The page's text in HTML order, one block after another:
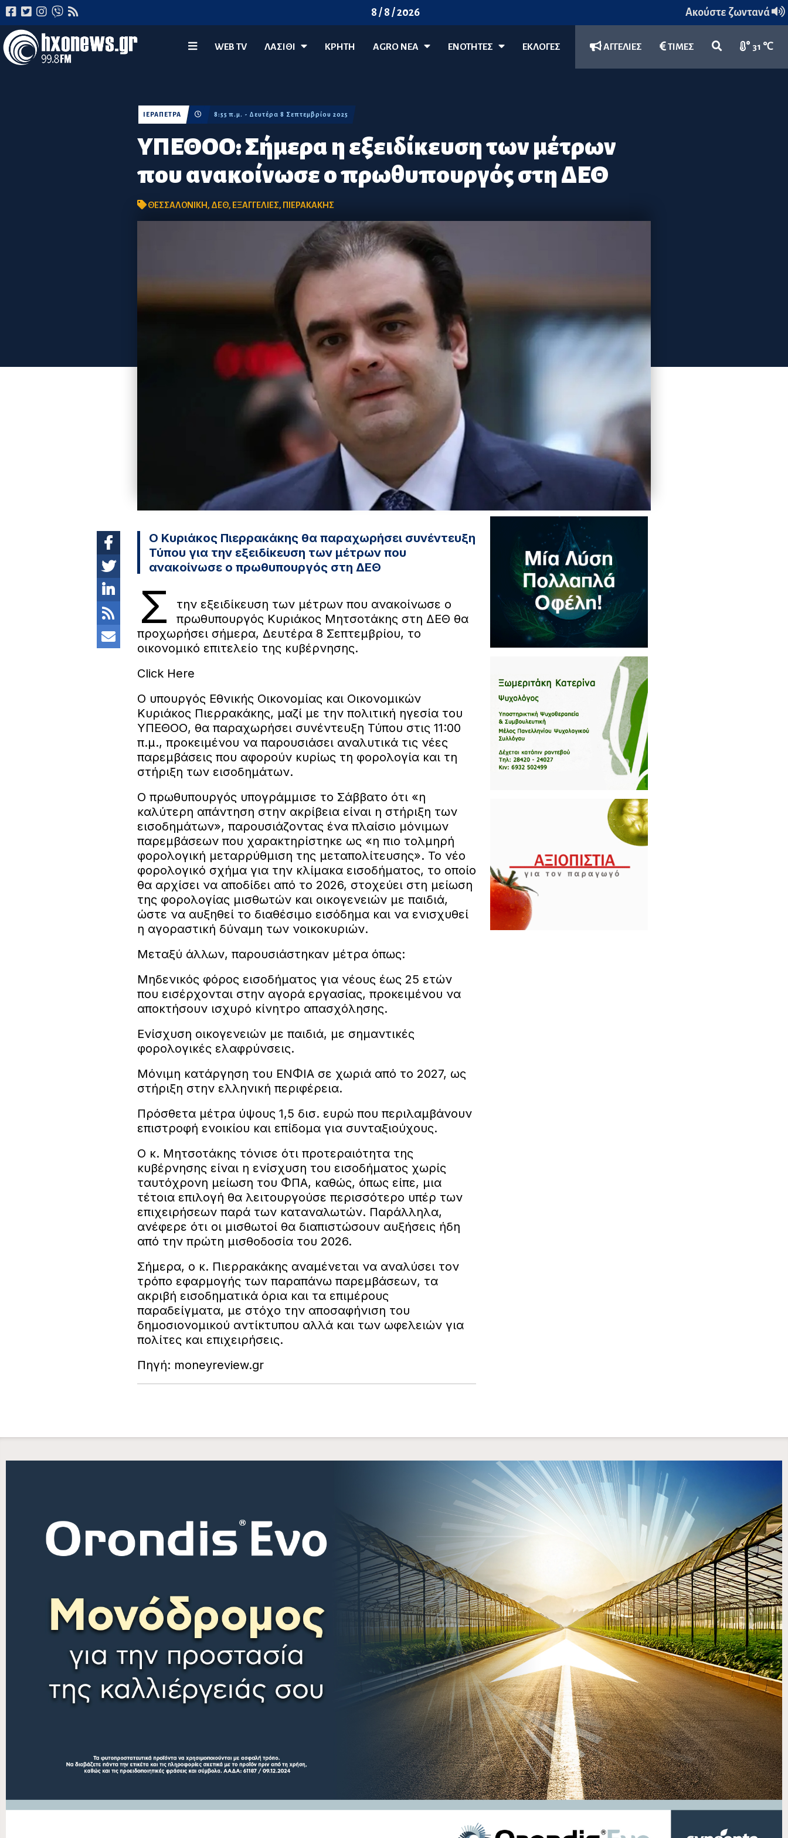
8 / 8 / 2026 Ακούστε ζωντανά
WEB TV ΛΑΣΊΘΙ ΚΡΗΤΗ AGRO ΝΈΑ ΕΝΟΤΗΤΕΣ ΕΚΛΟΓΕΣ ΑΓΓΕΛΙΕΣ ΤΙΜΕΣ 31 ℃
ΥΠΕΘΟΟ: Σήμερα η εξειδίκευση των μέτρων
που ανακοίνωσε ο πρωθυπουργός στη ΔΕΘ
ΙΕΡΑΠΕΤΡΑ 8:55 π.μ. - Δευτέρα 8 Σεπτεμβρίου 2025
ΘΕΣΣΑΛΟΝΙΚΗ, ΔΕΘ, ΕΞΑΓΓΕΛΙΕΣ, ΠΙΕΡΑΚΑΚΗΣ
Ο Κυριάκος Πιερρακάκης θα παραχωρήσει συνέντευξη
Τύπου για την εξειδίκευση των μέτρων που
ανακοίνωσε ο πρωθυπουργός στη ΔΕΘ
Σ
την εξειδίκευση των μέτρων που ανακοίνωσε ο
πρωθυπουργός Κυριάκος Μητσοτάκης στη ΔΕΘ θα
προχωρήσει σήμερα, Δευτέρα 8 Σεπτεμβρίου, το
οικονομικό επιτελείο της κυβέρνησης.
Click Here
Ο υπουργός Εθνικής Οικονομίας και Οικονομικών
Κυριάκος Πιερρακάκης, μαζί με την πολιτική ηγεσία του
ΥΠΕΘΟΟ, θα παραχωρήσει συνέντευξη Τύπου στις 11:00
π.μ., προκειμένου να παρουσιάσει αναλυτικά τις νέες
παρεμβάσεις που αφορούν κυρίως τη φορολογία και τη
στήριξη των εισοδημάτων.
Ο πρωθυπουργός υπογράμμισε το Σάββατο ότι «η
καλύτερη απάντηση στην ακρίβεια είναι η στήριξη των
εισοδημάτων», παρουσιάζοντας ένα πλαίσιο μόνιμων
παρεμβάσεων που χαρακτηρίστηκε ως «η πιο τολμηρή
φορολογική μεταρρύθμιση της μεταπολίτευσης». Το νέο
φορολογικό σχήμα για την κλίμακα εισοδήματος, το οποίο
θα αρχίσει να αποδίδει από το 2026, στοχεύει στη μείωση
της φορολογίας μισθωτών και οικογενειών με παιδιά,
ώστε να αυξηθεί το διαθέσιμο εισόδημα και να ενισχυθεί
η αγοραστική δύναμη των νοικοκυριών.
Μεταξύ άλλων, παρουσιάστηκαν μέτρα όπως:
Μηδενικός φόρος εισοδήματος για νέους έως 25 ετών
που εισέρχονται στην αγορά εργασίας, προκειμένου να
αποκτήσουν ισχυρό κίνητρο απασχόλησης.
Ενίσχυση οικογενειών με παιδιά, με σημαντικές
φορολογικές ελαφρύνσεις.
Μόνιμη κατάργηση του ΕΝΦΙΑ σε χωριά από το 2027, ως
στήριξη στην ελληνική περιφέρεια.
Πρόσθετα μέτρα ύψους 1,5 δισ. ευρώ που περιλαμβάνουν
επιστροφή ενοικίου και επίδομα για συνταξιούχους.
Ο κ. Μητσοτάκης τόνισε ότι προτεραιότητα της
κυβέρνησης είναι η ενίσχυση του εισοδήματος χωρίς
ταυτόχρονη μείωση του ΦΠΑ, καθώς, όπως είπε, μια
τέτοια επιλογή θα λειτουργούσε περισσότερο υπέρ των
επιχειρήσεων παρά των καταναλωτών. Παράλληλα,
ανέφερε ότι οι μισθωτοί θα διαπιστώσουν αυξήσεις ήδη
από την πρώτη μισθοδοσία του 2026.
Σήμερα, ο κ. Πιερρακάκης αναμένεται να αναλύσει τον
τρόπο εφαρμογής των παραπάνω παρεμβάσεων, τα
ακριβή εισοδηματικά όρια και τα επιμέρους
παραδείγματα, με στόχο την αποσαφήνιση του
δημοσιονομικού αντίκτυπου αλλά και των ωφελειών για
πολίτες και επιχειρήσεις.
Πηγή: moneyreview.gr